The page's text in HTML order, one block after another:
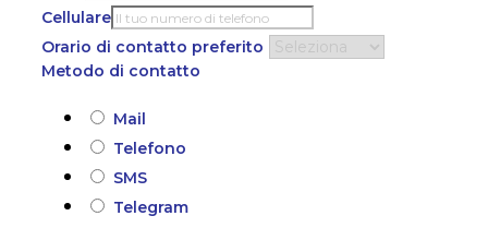
Cellulare
Orario di contatto preferito
Metodo di contatto
Mail
Telefono
SMS
Telegram